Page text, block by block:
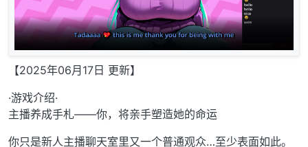
【2025年06月17日 更新】
·游戏介绍·
主播养成手札——你，将亲手塑造她的命运
你只是新人主播聊天室里又一个普通观众…至少表面如此。